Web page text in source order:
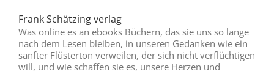
Frank Schätzing verlag
Was online es an ebooks Büchern, das sie uns so lange
nach dem Lesen bleiben, in unseren Gedanken wie ein
sanfter Flüsterton verweilen, der sich nicht verflüchtigen
will, und wie schaffen sie es, unsere Herzen und